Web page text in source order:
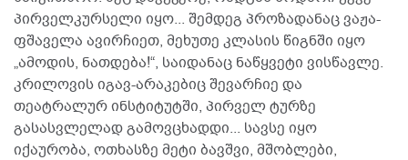
პირველკურსელი იყო... შემდეგ პროზადანაც ვაჟა-
ფშაველა ავირჩიეთ, მეხუთე კლასის წიგნში იყო
„ამოდის, ნათდება!“, საიდანაც ნაწყვეტი ვისწავლე.
კრილოვის იგავ-არაკებიც შევარჩიე და
თეატრალურ ინსტიტუტში, პირველ ტურზე
გასასვლელად გამოვცხადდი... სავსე იყო
იქაურობა, ოთხასზე მეტი ბავშვი, მშობლები,